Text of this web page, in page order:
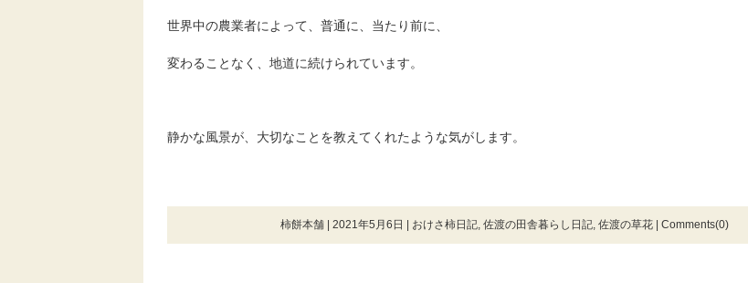
世界中の農業者によって、普通に、当たり前に、
変わることなく、地道に続けられています。
静かな風景が、大切なことを教えてくれたような気がします。
柿餅本舗 | 2021年5月6日 | おけさ柿日記, 佐渡の田舎暮らし日記, 佐渡の草花| Comments(0)